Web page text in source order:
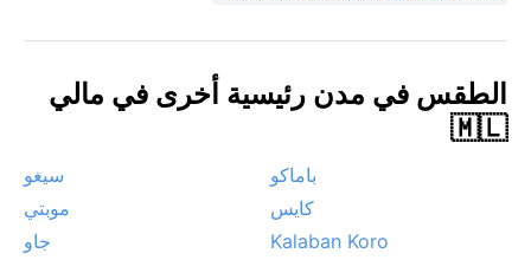
الطقس في مدن رئيسية أخرى في مالي
🇲🇱
باماكو
سيغو
كايس
موبتي
Kalaban Koro
جاو